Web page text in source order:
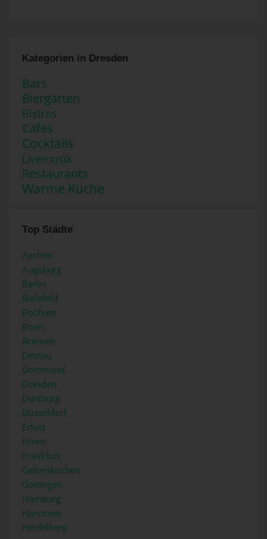
Kategorien in Dresden
Bars
Biergärten
Bistros
Cafes
Cocktails
Livemusik
Restaurants
Warme Küche
Top Städte
Aachen
Augsburg
Berlin
Bielefeld
Bochum
Bonn
Bremen
Dessau
Dortmund
Dresden
Duisburg
Düsseldorf
Erfurt
Essen
Frankfurt
Gelsenkirchen
Göttingen
Hamburg
Hannover
Heidelberg